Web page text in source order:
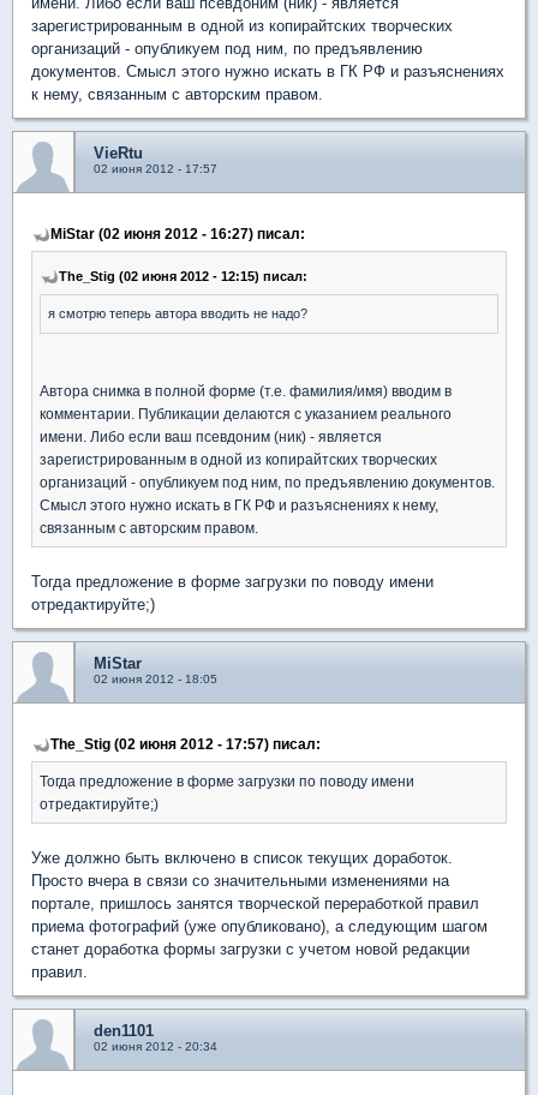
зарегистрированным в одной из копирайтских творческих
организаций - опубликуем под ним, по предъявлению
документов. Смысл этого нужно искать в ГК РФ и разъяснениях
к нему, связанным с авторским правом.
VieRtu
02 июня 2012 - 17:57
MiStar (02 июня 2012 - 16:27) писал:
The_Stig (02 июня 2012 - 12:15) писал:
я смотрю теперь автора вводить не надо?
Автора снимка в полной форме (т.е. фамилия/имя) вводим в
комментарии. Публикации делаются с указанием реального
имени. Либо если ваш псевдоним (ник) - является
зарегистрированным в одной из копирайтских творческих
организаций - опубликуем под ним, по предъявлению документов.
Смысл этого нужно искать в ГК РФ и разъяснениях к нему,
связанным с авторским правом.
Тогда предложение в форме загрузки по поводу имени
отредактируйте;)
MiStar
02 июня 2012 - 18:05
The_Stig (02 июня 2012 - 17:57) писал:
Тогда предложение в форме загрузки по поводу имени
отредактируйте;)
Уже должно быть включено в список текущих доработок.
Просто вчера в связи со значительными изменениями на
портале, пришлось занятся творческой переработкой правил
приема фотографий (уже опубликовано), а следующим шагом
станет доработка формы загрузки с учетом новой редакции
правил.
den1101
02 июня 2012 - 20:34